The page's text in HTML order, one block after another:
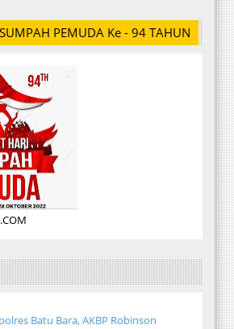
PEMUDA Ke - 94 TAHUN
Batu Bara, AKBP Robinson